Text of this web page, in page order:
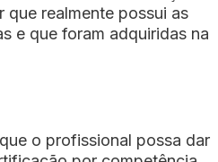
que realmente possui as
e que foram adquiridas na
o profissional possa dar